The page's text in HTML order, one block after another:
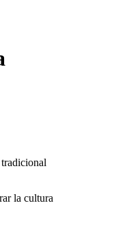
la cultura